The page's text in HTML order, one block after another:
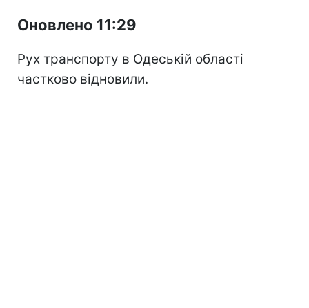
Оновлено 11:29
Рух транспорту в Одеській області
частково відновили.